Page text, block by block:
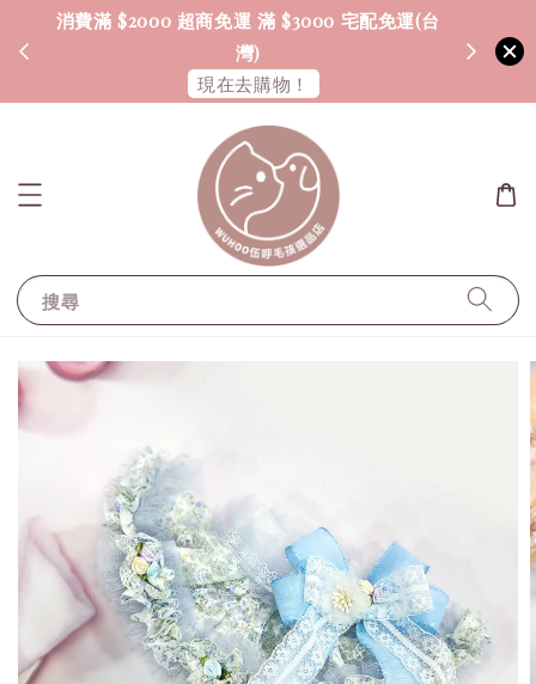
消費滿 $2000 超商免運 滿 $3000 宅配免運(台
灣)
現在去購物！
海外配
搜尋